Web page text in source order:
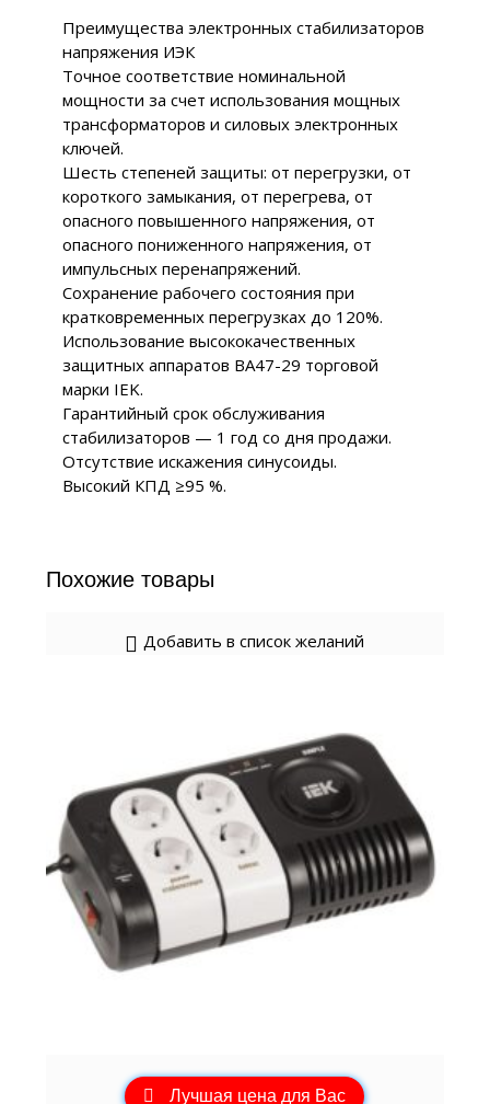
Преимущества электронных стабилизаторов
напряжения ИЭК
Точное соответствие номинальной
мощности за счет использования мощных
трансформаторов и силовых электронных
ключей.
Шесть степеней защиты: от перегрузки, от
короткого замыкания, от перегрева, от
опасного повышенного напряжения, от
опасного пониженного напряжения, от
импульсных перенапряжений.
Сохранение рабочего состояния при
кратковременных перегрузках до 120%.
Использование высококачественных
защитных аппаратов ВА47-29 торговой
марки IEK.
Гарантийный срок обслуживания
стабилизаторов — 1 год со дня продажи.
Отсутствие искажения синусоиды.
Высокий КПД ≥95 %.
Похожие товары
Добавить в список желаний
Лучшая цена для Вас